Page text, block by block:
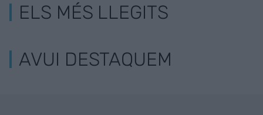
ELS MÉS LLEGITS
AVUI DESTAQUEM